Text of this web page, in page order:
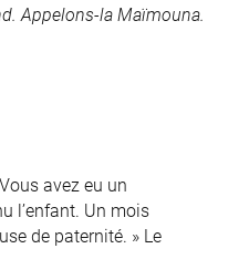
Appelons-la Maïmouna.
avez eu un
l’enfant. Un mois
de paternité. » Le